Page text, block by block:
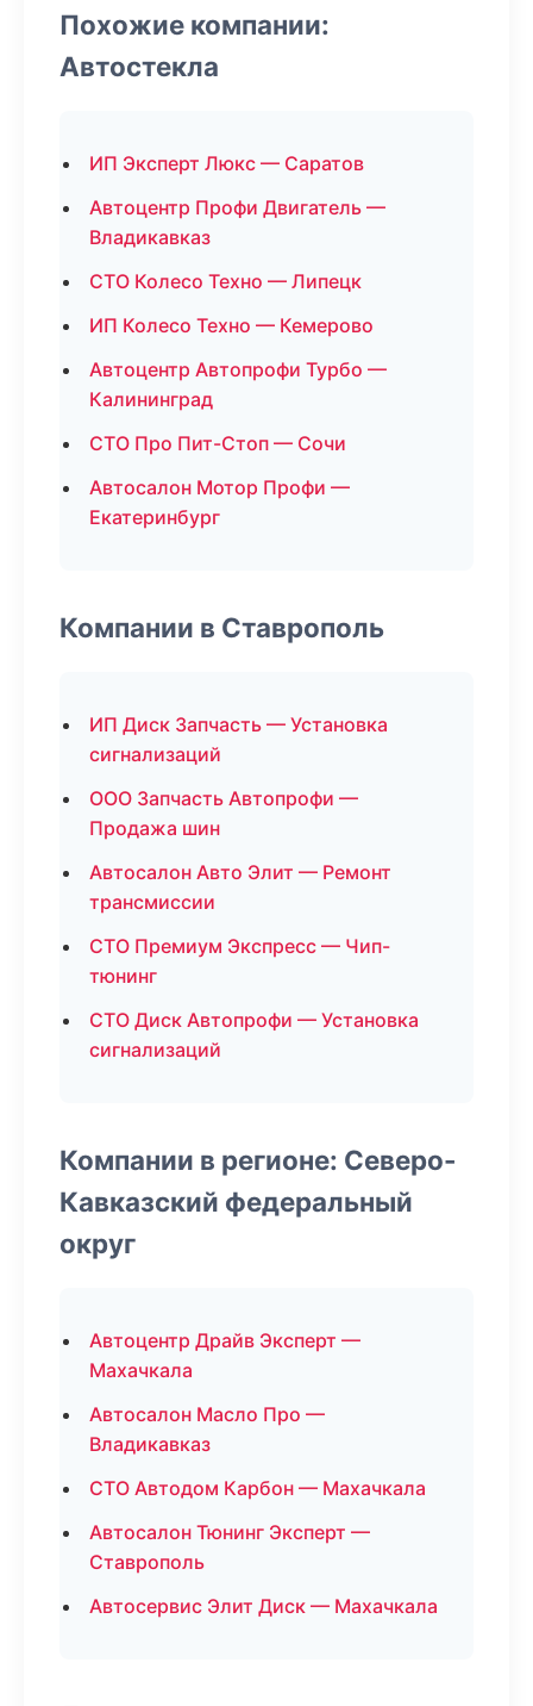
Похожие компании:
Автостекла
ИП Эксперт Люкс — Саратов
Автоцентр Профи Двигатель —
Владикавказ
СТО Колесо Техно — Липецк
ИП Колесо Техно — Кемерово
Автоцентр Автопрофи Турбо —
Калининград
СТО Про Пит-Стоп — Сочи
Автосалон Мотор Профи —
Екатеринбург
Компании в Ставрополь
ИП Диск Запчасть — Установка
сигнализаций
ООО Запчасть Автопрофи —
Продажа шин
Автосалон Авто Элит — Ремонт
трансмиссии
СТО Премиум Экспресс — Чип-
тюнинг
СТО Диск Автопрофи — Установка
сигнализаций
Компании в регионе: Северо-
Кавказский федеральный
округ
Автоцентр Драйв Эксперт —
Махачкала
Автосалон Масло Про —
Владикавказ
СТО Автодом Карбон — Махачкала
Автосалон Тюнинг Эксперт —
Ставрополь
Автосервис Элит Диск — Махачкала